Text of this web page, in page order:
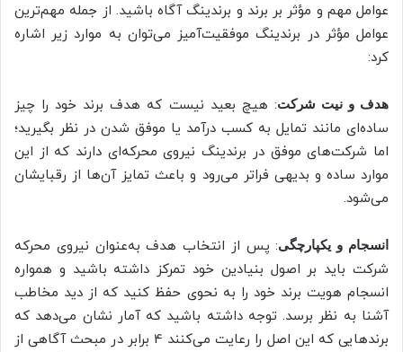
عوامل مهم و مؤثر بر برند و برندینگ آگاه باشید. از جمله مهم‌ترین
عوامل مؤثر در برندینگ موفقیت‌آمیز می‌توان به موارد زیر اشاره
کرد:
هدف و نیت شرکت: هیچ بعید نیست که هدف برند خود را چیز
ساده‌ای مانند تمایل به کسب درآمد یا موفق شدن در نظر بگیرید؛
اما شرکت‌های موفق در برندینگ نیروی محرکه‌ای دارند که از این
موارد ساده و بدیهی فراتر می‌رود و باعث تمایز آن‌ها از رقبایشان
می‌شود.
انسجام و یکپارچگی: پس از انتخاب هدف به‌عنوان نیروی محرکه
شرکت باید بر اصول بنیادین خود تمرکز داشته باشید و همواره
انسجام هویت برند خود را به نحوی حفظ کنید که از دید مخاطب
آشنا به نظر برسد. توجه داشته باشید که آمار نشان می‌دهد که
برندهایی که این اصل را رعایت می‌کنند 4 برابر در مبحث آگاهی از